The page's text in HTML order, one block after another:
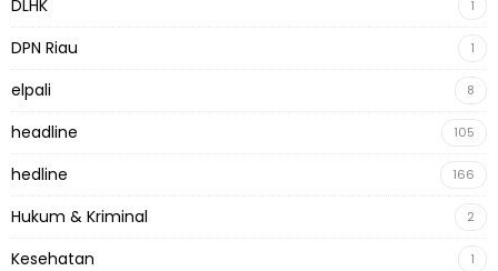
DLHK 1
DPN Riau 1
elpali 8
headline 105
hedline 166
Hukum & Kriminal 2
Kesehatan 1